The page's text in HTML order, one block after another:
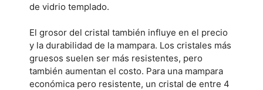
de vidrio templado.
El grosor del cristal también influye en el precio
y la durabilidad de la mampara. Los cristales más
gruesos suelen ser más resistentes, pero
también aumentan el costo. Para una mampara
económica pero resistente, un cristal de entre 4